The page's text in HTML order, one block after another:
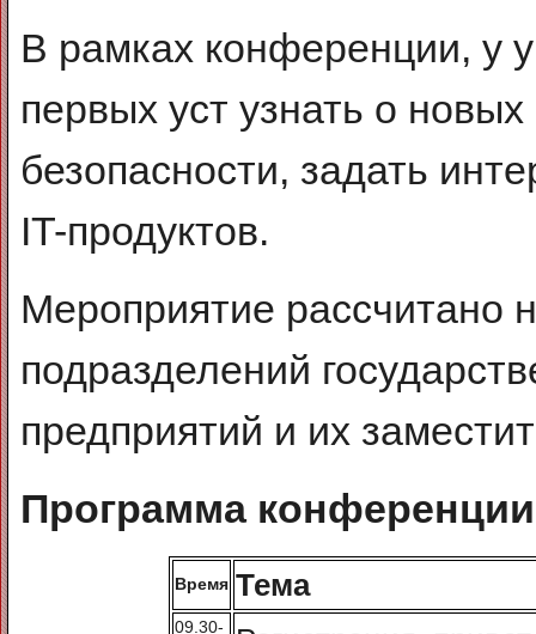
В рамках конференции, у
первых уст узнать о
безопасности, задать
IT-продуктов.
Мероприятие рассчитано
подразделений
предприятий и их
Программа
Время Тема
09.30-